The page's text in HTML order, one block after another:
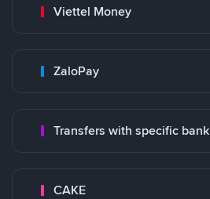
Viettel Money
ZaloPay
Transfers with specific bank
CAKE